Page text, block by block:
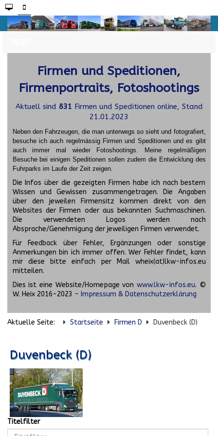
Firmen und Speditionen,
Firmenportraits, Fotoshootings
Aktuell sind 831 Firmen und Speditionen online, Stand
21.01.2023
Neben den Fahrzeugen, die man unterwegs so sieht und fotografiert,
besuche ich auch regelmässig Firmen und Speditionen und es gibt
auch immer mal wieder Fotoshootings.
Meine regelmäßigen
Besuche bei einigen Speditionen sollen zudem die Entwicklung des
Fuhrparks im Laufe der Zeit zeigen.
Die Infos über die gezeigten Firmen habe ich nach bestem
Wissen und Gewissen zusammengetragen. Die Angaben
über den jeweilen Firmensitz kommen direkt von den
Websites der Firmen oder aus bekannten Suchmaschinen.
Die verwendeten Logos werden nach
Absprache/Genehmigung der jeweiligen Firmen verwendet.
Für Feedback über Fehler, Ergänzungen oder sonstige
Anmerkungen bin ich immer offen. Wer Fehler findet, kann
mir diese bitte einfach per Mail wheix(at)lkw-infos.eu
mitteilen.
Dies ist eine Website/Homepage von www.lkw-infos.eu. ©
W. Heix 2016-2023 - Impressum & Datenschutzerklärung
Aktuelle Seite: Startseite Firmen D Duvenbeck (D)
Duvenbeck (D)
Titelfilter